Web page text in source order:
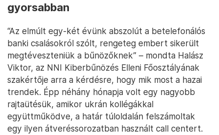
gyorsabban
“Az elmúlt egy-két évünk abszolút a betelefonálós
banki csalásokról szólt, rengeteg embert sikerült
megtéveszteniük a bűnözőknek” – mondta Halász
Viktor, az NNI Kiberbűnözés Elleni Főosztályának
szakértője arra a kérdésre, hogy mik most a hazai
trendek. Épp néhány hónapja volt egy nagyobb
rajtaütésük, amikor ukrán kollégákkal
együttműködve, a határ túloldalán felszámoltak
egy ilyen átveréssorozatban használt call centert.